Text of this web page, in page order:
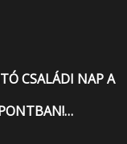
CSALÁDI NAP A